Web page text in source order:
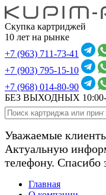
Скупка картриджей
10 лет на рынке
+7 (963) 711-73-41
+7 (903) 795-15-10
+7 (968) 014-80-90
БЕЗ ВЫХОДНЫХ 10:00-
Уважаемые
Актуальную
телефону. Спасибо
Главная